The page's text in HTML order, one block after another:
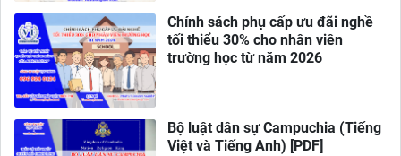
Chính sách phụ cấp ưu đãi nghề
tối thiểu 30% cho nhân viên
trường học từ năm 2026
Bộ luật dân sự Campuchia (Tiếng
Việt và Tiếng Anh) [PDF]